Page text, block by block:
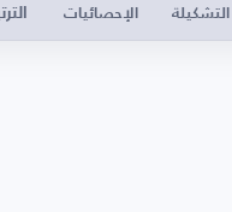
التشكيلة الإحصائيات